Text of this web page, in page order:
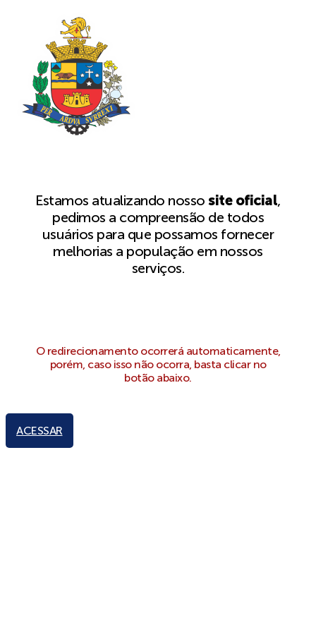
Estamos atualizando nossosite oficial,
pedimos a compreensão de todos
usuários para que possamos fornecer
melhorias a população em nossos
serviços.
O redirecionamento ocorrerá automaticamente,
porém, caso isso não ocorra, basta clicar no
botão abaixo.
ACESSAR